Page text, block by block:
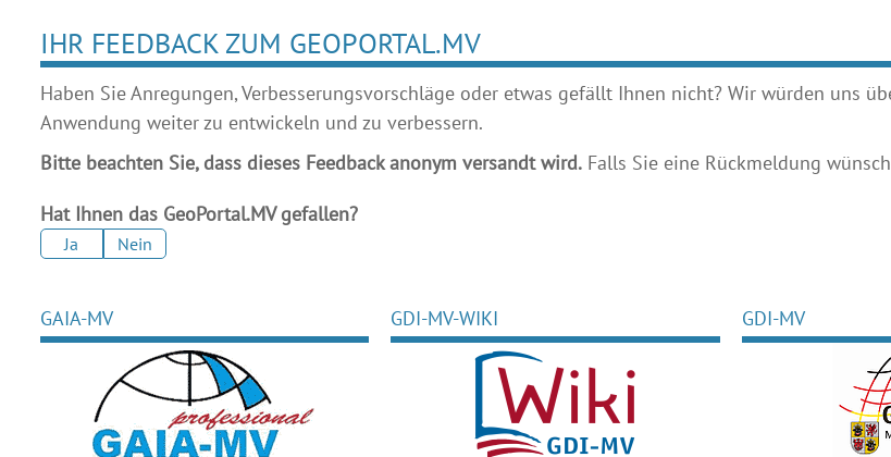
IHR FEEDBACK ZUM GEOPORTAL.MV
Haben Sie Anregungen, Verbesserungsvorschläge oder etwas gefällt Ihnen nicht? Wir würden uns
Anwendung weiter zu entwickeln und zu verbessern.
Bitte beachten Sie, dass dieses Feedback anonym versandt wird.Falls Sie eine Rückmeldung
Hat Ihnen das GeoPortal.MV gefallen?
Ja Nein
GAIA-MV GDI-MV-WIKI GDI-MV